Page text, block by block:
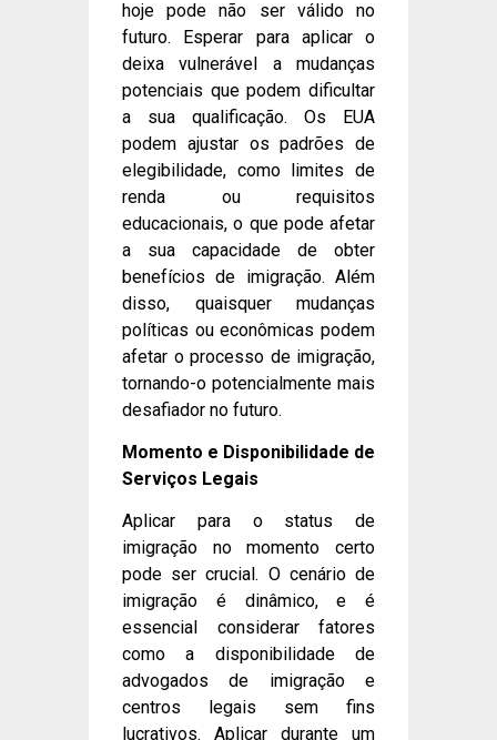
hoje pode não ser válido no
futuro. Esperar para aplicar o
deixa vulnerável a mudanças
potenciais que podem dificultar
a sua qualificação. Os EUA
podem ajustar os padrões de
elegibilidade, como limites de
renda ou requisitos
educacionais, o que pode afetar
a sua capacidade de obter
benefícios de imigração. Além
disso, quaisquer mudanças
políticas ou econômicas podem
afetar o processo de imigração,
tornando-o potencialmente mais
desafiador no futuro.
Momento e Disponibilidade de
Serviços Legais
Aplicar para o status de
imigração no momento certo
pode ser crucial. O cenário de
imigração é dinâmico, e é
essencial considerar fatores
como a disponibilidade de
advogados de imigração e
centros legais sem fins
lucrativos. Aplicar durante um